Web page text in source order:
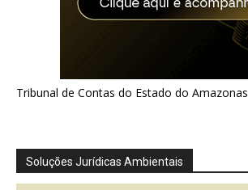
Tribunal de Contas do Estado do Amazonas
Soluções Jurídicas Ambientais